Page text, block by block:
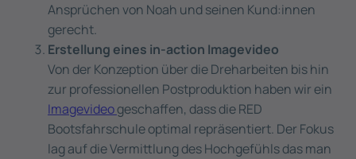
Ansprüchen von Noah und seinen Kund:innen
gerecht.
Erstellung eines in-action Imagevideo
Von der Konzeption über die Dreharbeiten bis hin
zur professionellen Postproduktion haben wir ein
Imagevideogeschaffen, dass die RED
Bootsfahrschule optimal repräsentiert. Der Fokus
lag auf die Vermittlung des Hochgefühls das man